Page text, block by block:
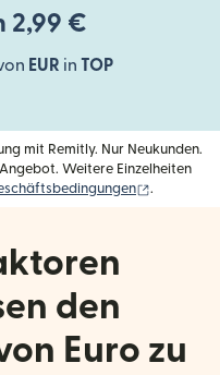
2,99 €
EUR in TOP
mit Remitly. Nur Neukunden.
Weitere Einzelheiten
(wird in
.
den
Euro zu